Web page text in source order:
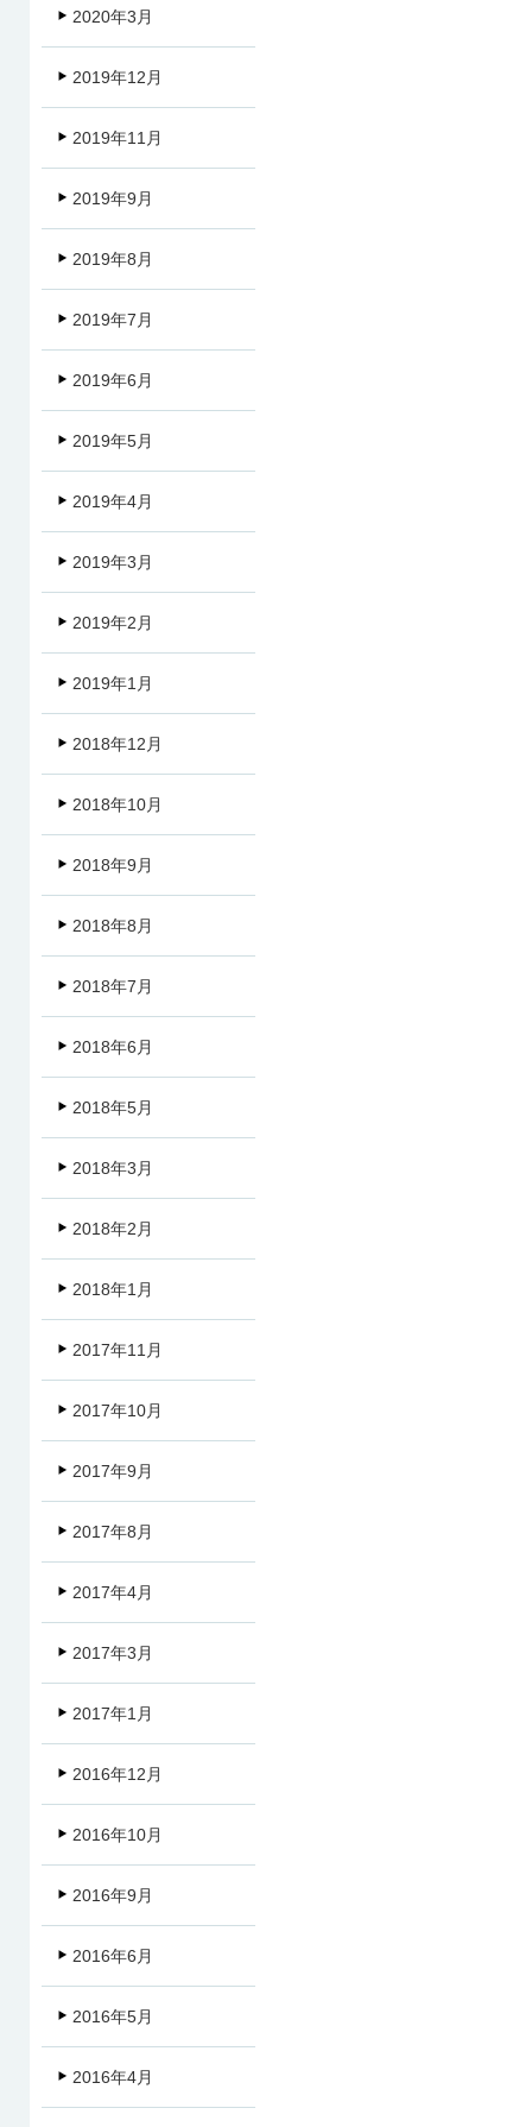
2020年3月
2019年12月
2019年11月
2019年9月
2019年8月
2019年7月
2019年6月
2019年5月
2019年4月
2019年3月
2019年2月
2019年1月
2018年12月
2018年10月
2018年9月
2018年8月
2018年7月
2018年6月
2018年5月
2018年3月
2018年2月
2018年1月
2017年11月
2017年10月
2017年9月
2017年8月
2017年4月
2017年3月
2017年1月
2016年12月
2016年10月
2016年9月
2016年6月
2016年5月
2016年4月